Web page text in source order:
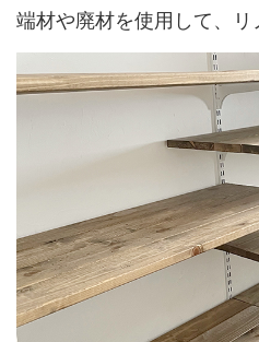
端材や廃材を使用して、リ